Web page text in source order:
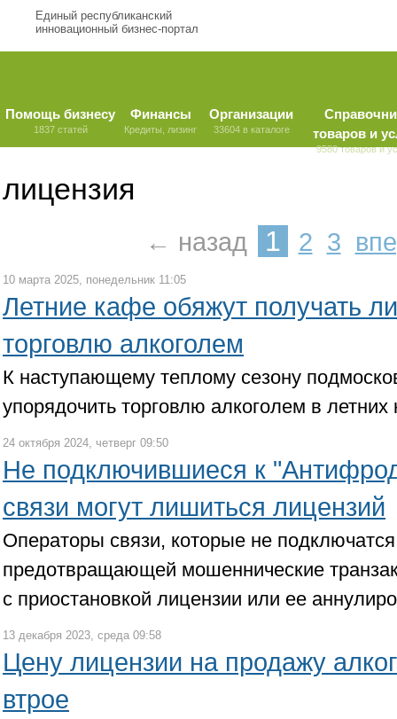
Единый республиканский
инновационный бизнес-портал
Помощь бизнесу
1837 статей
Финансы
Кредиты, лизинг
Организации
33604 в каталоге
товаров и
9580 товаров и
лицензия
← назад 1 2 3
10 марта 2025, понедельник 11:05
Летние кафе обяжут получать
торговлю алкоголем
К наступающему теплому сезону
упорядочить торговлю алкоголем в
24 октября 2024, четверг 09:50
Не подключившиеся к
связи могут лишиться лицензий
Операторы связи, которые не
предотвращающей мошеннические
с приостановкой лицензии или ее
13 декабря 2023, среда 09:58
Цену лицензии на продажу
втрое